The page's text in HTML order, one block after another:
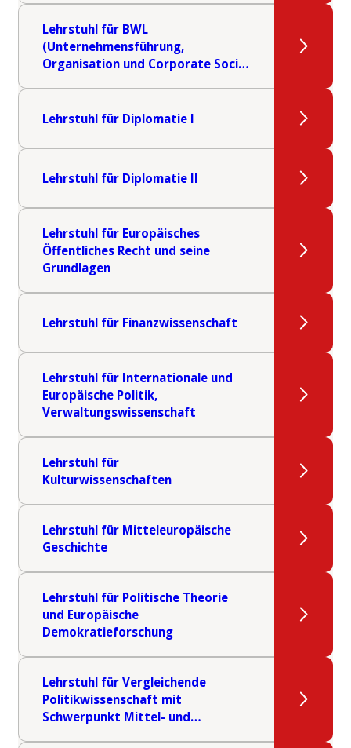
Lehrstuhl für BWL
(Unternehmensführung,
Organisation und Corporate Social
Lehrstuhl für Diplomatie I
Lehrstuhl für Diplomatie II
Lehrstuhl für Europäisches
Öffentliches Recht und seine
Grundlagen
Lehrstuhl für Finanzwissenschaft
Lehrstuhl für Internationale und
Europäische Politik,
Verwaltungswissenschaft
Lehrstuhl für
Kulturwissenschaften
Lehrstuhl für Mitteleuropäische
Geschichte
Lehrstuhl für Politische Theorie
und Europäische
Demokratieforschung
Lehrstuhl für Vergleichende
Politikwissenschaft mit
Schwerpunkt Mittel- und